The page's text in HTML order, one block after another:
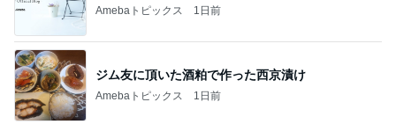
Amebaトピックス 1日前